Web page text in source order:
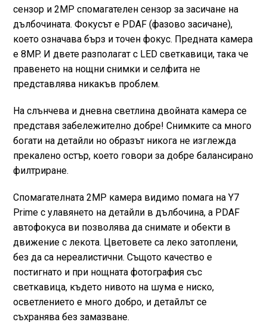
сензор и 2MP спомагателен сензор за засичане на
дълбочината. Фокусът е PDAF (фазово засичане),
което означава бърз и точен фокус. Предната камера
е 8MP. И двете разполагат с LED светкавици, така че
правенето на нощни снимки и селфита не
представлява никакъв проблем.
На слънчева и дневна светлина двойната камера се
представя забележително добре! Снимките са много
богати на детайли но образът никога не изглежда
прекалено остър, което говори за добре балансирано
филтриране.
Спомагателната 2MP камера видимо помага на Y7
Prime с улавянето на детайли в дълбочина, а PDAF
автофокуса ви позволява да снимате и обекти в
движение с лекота. Цветовете са леко затоплени,
без да са нереалистични. Същото качество е
постигнато и при нощната фотография със
светкавица, където нивото на шума е ниско,
осветлението е много добро, и детайлът се
съхранява без замазване.